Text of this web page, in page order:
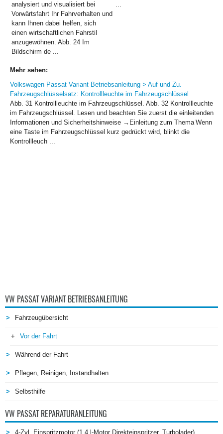
analysiert und visualisiert bei
Vorwärtsfahrt Ihr Fahrverhalten und
kann Ihnen dabei helfen, sich
einen wirtschaftlichen Fahrstil
anzugewöhnen. Abb. 24 Im
Bildschirm de ...
...
Mehr sehen:
Volkswagen Passat Variant Betriebsanleitung > Auf und Zu.
Fahrzeugschlüsselsatz: Kontrollleuchte im Fahrzeugschlüssel
Abb. 31 Kontrollleuchte im Fahrzeugschlüssel. Abb. 32 Kontrollleuchte
im Fahrzeugschlüssel. Lesen und beachten Sie zuerst die einleitenden
Informationen und Sicherheitshinweise →Einleitung zum Thema Wenn
eine Taste im Fahrzeugschlüssel kurz gedrückt wird, blinkt die
Kontrollleuch ...
VW PASSAT VARIANT BETRIEBSANLEITUNG
Fahrzeugübersicht
Vor der Fahrt
Während der Fahrt
Pflegen, Reinigen, Instandhalten
Selbsthilfe
VW PASSAT REPARATURANLEITUNG
4-Zyl. Einspritzmotor (1,4 l-Motor Direkteinspritzer, Turbolader)